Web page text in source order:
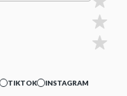
TIKTOK
INSTAGRAM